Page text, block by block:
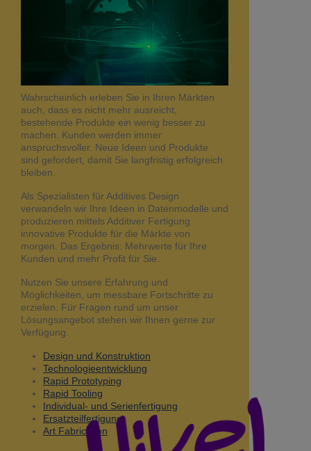
Wahrscheinlich erleben Sie in Ihren Märkten
auch, dass es nicht mehr ausreicht,
bestehende Produkte ein wenig besser zu
machen. Kunden werden immer
anspruchsvoller. Neue Ideen und Produkte
sind gefordert, damit Sie langfristig erfolgreich
bleiben.
Als Spezialisten für Additives Design
verwandeln wir Ihre Ideen in Datenmodelle und
produzieren mittels Additiver Fertigung
innovative Produkte für die Märkte von
morgen. Das Ergebnis: Mehrwerte für Ihre
Kunden und mehr Profit für Sie.
Nutzen Sie unsere Erfahrung und
Möglichkeiten, um messbare Fortschritte zu
erzielen. Für Fragen rund um unser
Lösungsangebot stehen wir Ihnen gerne zur
Verfügung.
Design und Konstruktion
Technologieentwicklung
Rapid Prototyping
Rapid Tooling
Individual- und Serienfertigung
Ersatzteilfertigung
Art Fabrication